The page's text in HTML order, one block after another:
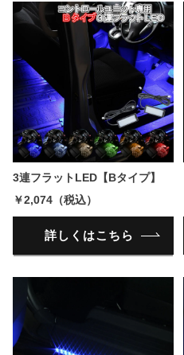
3連フラットLED【Bタイプ】
￥2,074（税込）
詳しくはこちら